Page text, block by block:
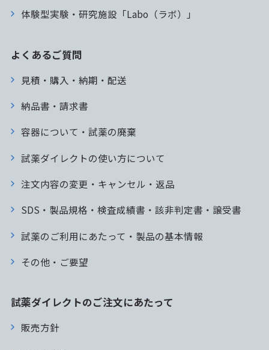
体験型実験・研究施設「Labo（ラボ）」
よくあるご質問
見積・購入・納期・配送
納品書・請求書
容器について・試薬の廃棄
試薬ダイレクトの使い方について
注文内容の変更・キャンセル・返品
SDS・製品規格・検査成績書・該非判定書・譲受書
試薬のご利用にあたって・製品の基本情報
その他・ご要望
試薬ダイレクトのご注文にあたって
販売方針